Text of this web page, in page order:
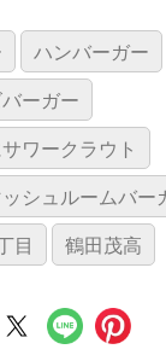
ハンバーガー
ーガー
ワークラウト
シュルームバー
目 鶴田茂高